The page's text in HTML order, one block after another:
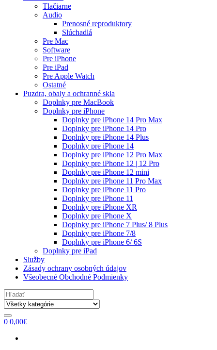
Tlačiarne
Audio
Prenosné reproduktory
Slúchadlá
Pre Mac
Software
Pre iPhone
Pre iPad
Pre Apple Watch
Ostatné
Puzdra, obaly a ochranné skla
Doplnky pre MacBook
Doplnky pre iPhone
Doplnky pre iPhone 14 Pro Max
Doplnky pre iPhone 14 Pro
Doplnky pre iPhone 14 Plus
Doplnky pre iPhone 14
Doplnky pre iPhone 12 Pro Max
Doplnky pre iPhone 12 | 12 Pro
Doplnky pre iPhone 12 mini
Doplnky pre iPhone 11 Pro Max
Doplnky pre iPhone 11 Pro
Doplnky pre iPhone 11
Doplnky pre iPhone XR
Doplnky pre iPhone X
Doplnky pre iPhone 7 Plus/ 8 Plus
Doplnky pre iPhone 7/8
Doplnky pre iPhone 6/ 6S
Doplnky pre iPad
Služby
Zásady ochrany osobných údajov
Všeobecné Obchodné Podmienky
Search
for:
0 0,00€